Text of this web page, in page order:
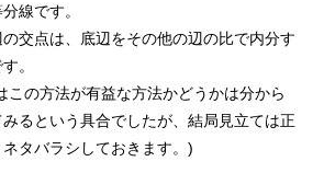
線です。
交点は、底辺をその他の辺の比で内分す
。
の方法が有益な方法かどうかは分から
るという具合でしたが、結局見立ては正
タバラシしておきます。)